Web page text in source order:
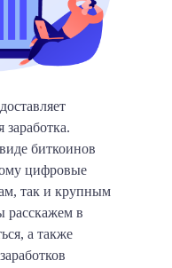
биткоинов
цифровые
так и крупным
расскажем в
а также